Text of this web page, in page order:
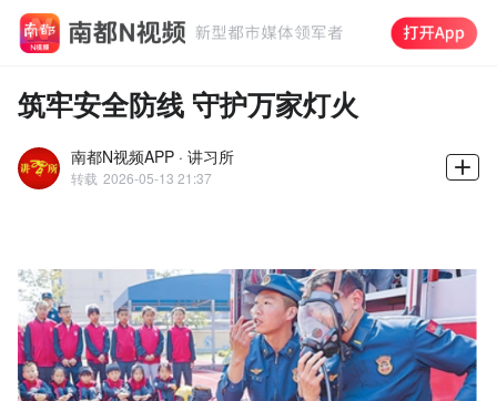
筑牢安全防线 守护万家灯火
南都N视频APP · 讲习所
转载 2026-05-13 21:37